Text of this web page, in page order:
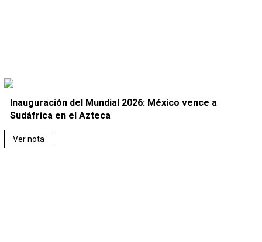
Inauguración del Mundial 2026: México vence a
Sudáfrica en el Azteca
Ver nota